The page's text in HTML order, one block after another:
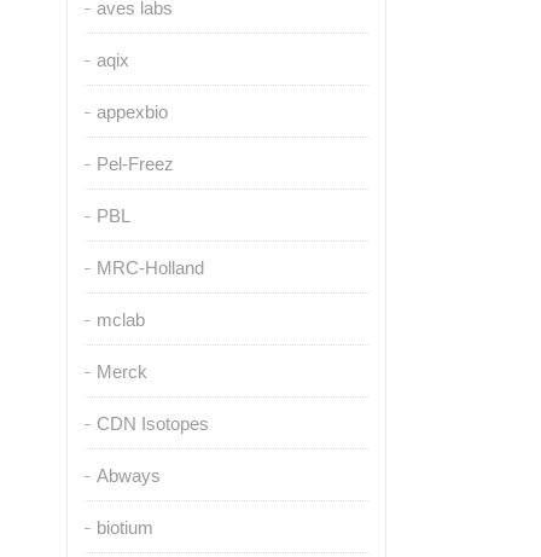
aves labs
aqix
appexbio
Pel-Freez
PBL
MRC-Holland
mclab
Merck
CDN Isotopes
Abways
biotium